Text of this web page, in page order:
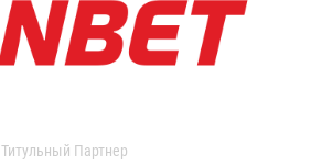
Титульный Партнер